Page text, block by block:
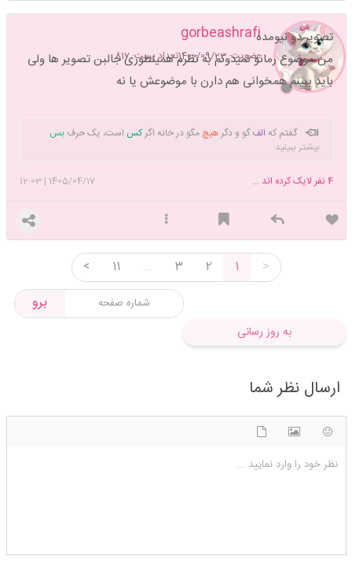
gorbeashrafi
عضویت: 1400/09/23 تعداد پست: 817
تصویر دو نیومده
من موضوع رمانو نمیدونم به نظرم همینطوری جالبن تصویر ها ولی
باید ببینم همخوانی هم دارن با موضوعش یا نه
گفتم که الفگو و دگر هیچ مگو در خانه اگرکس است، یک حرف بس
است
بیشتر ببینید
1405/04/17
|
12:03 4نفر لایک کرده اند ...
>
1
2
3
...
11
<
برو
به روز رسانی
ارسال نظر شما
نظر خود را وارد نمایید ...